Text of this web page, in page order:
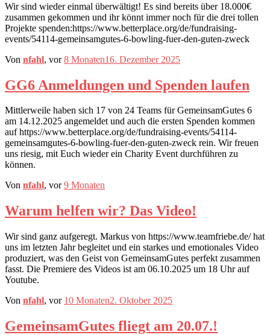
Wir sind wieder einmal überwältigt! Es sind bereits über 18.000€
zusammen gekommen und ihr könnt immer noch für die drei tollen
Projekte spenden:https://www.betterplace.org/de/fundraising-
events/54114-gemeinsamgutes-6-bowling-fuer-den-guten-zweck
Von nfahl, vor8 Monaten16. Dezember 2025
GG6 Anmeldungen und Spenden laufen
Mittlerweile haben sich 17 von 24 Teams für GemeinsamGutes 6
am 14.12.2025 angemeldet und auch die ersten Spenden kommen
auf https://www.betterplace.org/de/fundraising-events/54114-
gemeinsamgutes-6-bowling-fuer-den-guten-zweck rein. Wir freuen
uns riesig, mit Euch wieder ein Charity Event durchführen zu
können.
Von nfahl, vor9 Monaten
Warum helfen wir? Das Video!
Wir sind ganz aufgeregt. Markus von https://www.teamfriebe.de/ hat
uns im letzten Jahr begleitet und ein starkes und emotionales Video
produziert, was den Geist von GemeinsamGutes perfekt zusammen
fasst. Die Premiere des Videos ist am 06.10.2025 um 18 Uhr auf
Youtube.
Von nfahl, vor 10 Monaten2. Oktober 2025
GemeinsamGutes fliegt am 20.07.!